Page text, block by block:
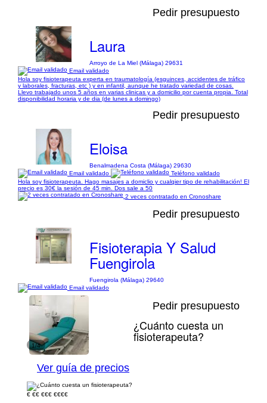
Pedir presupuesto
Laura
Arroyo de La Miel (Málaga) 29631
Email validado
Hola soy fisioterapeuta experta en traumatología (esguinces, accidentes de tráfico
y laborales, fracturas, etc ) y en infantil, aunque he tratado variedad de cosas.
Llevo trabajado unos 5 años en varias clinicas y a domicilio por cuenta propia. Total
disponibilidad horaria y de dia (de lunes a domingo)
Pedir presupuesto
Eloisa
Benalmadena Costa (Málaga) 29630
Email validado
Teléfono validado
Hola soy fisioterapeuta. Hago masajes a domiclio y cualqier tipo de rehabilitación! El
precio es 30€ la sesión de 45 min. Dos sale a 50
2 veces contratado en Cronoshare
Pedir presupuesto
Fisioterapia Y Salud
Fuengirola
Fuengirola (Málaga) 29640
Email validado
1/4
Pedir presupuesto
¿Cuánto cuesta un
fisioterapeuta?
Ver guía de precios
€ €€ €€€ €€€€